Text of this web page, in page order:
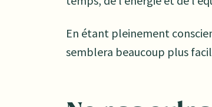
En étant pleinement
semblera beaucoup plus